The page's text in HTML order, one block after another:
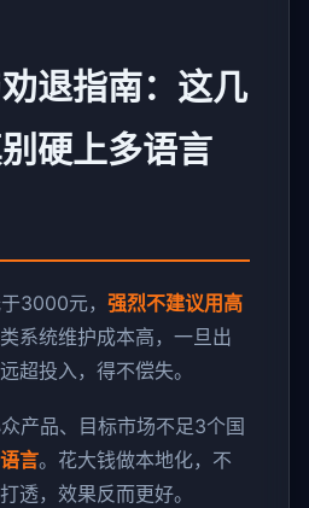
退指南：这几
硬上多语言
3000元， 强烈不建议用高
系统维护成本高，一旦出
超投入，得不偿失。
产品、目标市场不足3个国
言。花大钱做本地化，不
透，效果反而更好。